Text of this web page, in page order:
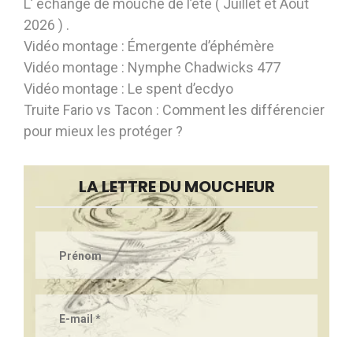
L’ échange de mouche de l’été ( Juillet et Août
2026 ) .
Vidéo montage : Émergente d’éphémère
Vidéo montage : Nymphe Chadwicks 477
Vidéo montage : Le spent d’ecdyo
Truite Fario vs Tacon : Comment les différencier
pour mieux les protéger ?
LA LETTRE DU MOUCHEUR